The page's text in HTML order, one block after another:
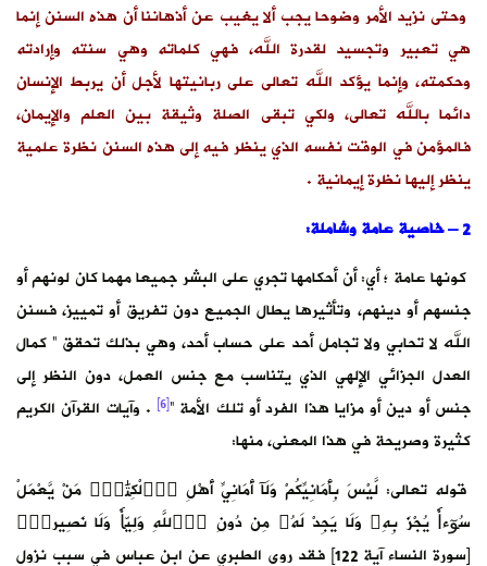
وحتى نزيد الأمر وضوحا يجب ألا يغيب عن أذهاننا أن هذه السنن إنما
هي تعبير وتجسيد لقدرة الله، فهي كلماته وهي سنته وإرادته
وحكمته، وإنما يؤكد الله تعالى على ربانيتها لأجل أن يربط الإنسان
دائما بالله تعالى، ولكي تبقى الصلة وثيقة بين العلم والإيمان،
فالمؤمن في الوقت نفسه الذي ينظر فيه إلى هذه السنن نظرة علمية
ينظر إليها نظرة إيمانية .
2 – خاصية عامة وشاملة:
كونها عامة ؛ أي: أن أحكامها تجري على البشر جميعا مهما كان لونهم أو
جنسهم أو دينهم، وتأثيرها يطال الجميع دون تفريق أو تمييز، فسنن
الله لا تحابي ولا تجامل أحد على حساب أحد، وهي بذلك تحقق ” كمال
العدل الجزائي الإلهي الذي يتناسب مع جنس العمل، دون النظر إلى
جنس أو دين أو مزايا هذا الفرد أو تلك الأمة “[6]
. وآيات القرآن الكريم
كثيرة وصريحة في هذا المعنى، منها:
قوله تعالى: لَّيْسَ بِأَمَانِيِّكُمْ وَلَآ أَمَانِيِّ أَهْلِ اِ۬لْكِتَٰبِۖ مَنْ يَّعْمَلْ
سُوٓءاٗ يُجْزَ بِهِۦ وَلَا يَجِدْ لَهُۥ مِن دُونِ اِ۬للَّهِ وَلِيّاٗ وَلَا نَصِيراٗۖ
[سورة النساء آية 122] فقد روى الطبري عن ابن عباس في سبب نزول